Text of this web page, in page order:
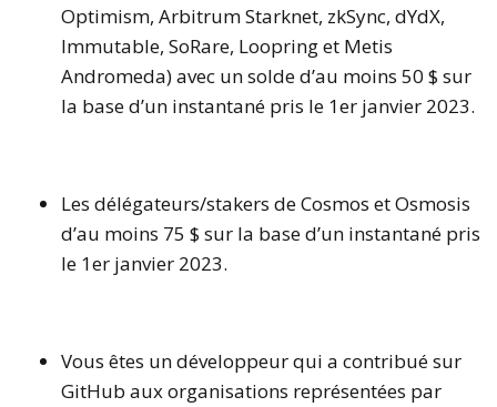
Optimism, Arbitrum Starknet, zkSync, dYdX,
Immutable, SoRare, Loopring et Metis
Andromeda) avec un solde d’au moins 50 $ sur
la base d’un instantané pris le 1er janvier 2023.
Les délégateurs/stakers de Cosmos et Osmosis
d’au moins 75 $ sur la base d’un instantané pris
le 1er janvier 2023.
Vous êtes un développeur qui a contribué sur
GitHub aux organisations représentées par